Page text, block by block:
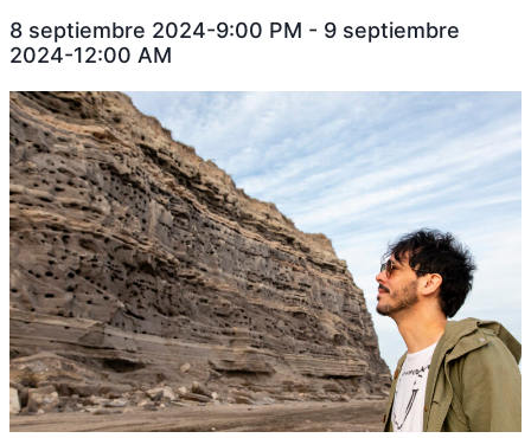
8 septiembre 2024-9:00 PM - 9 septiembre
2024-12:00 AM